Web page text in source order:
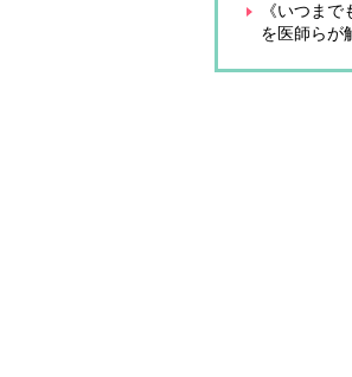
《いつま
を医師らが